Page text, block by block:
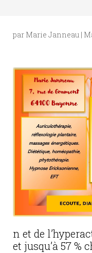
par Marie Janneau |
n et de
et jusqu’à 57 %